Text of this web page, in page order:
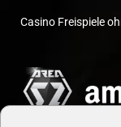
Casino Freispiele